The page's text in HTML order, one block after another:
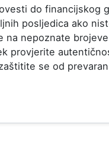
do financijskog
posljedica ako
na nepoznate
provjerite
se od